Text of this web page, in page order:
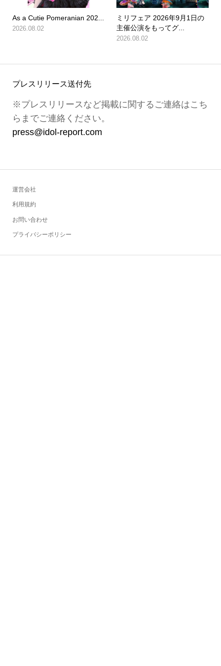
As a Cutie Pomeranian 202...
2026.08.02
ミリフェア 2026年9月1日の
主催公演をもってグ...
2026.08.02
プレスリリース送付先
※プレスリリースなど掲載に関するご連絡はこち
らまでご連絡ください。
press@idol-report.com
運営会社
利用規約
お問い合わせ
プライバシーポリシー